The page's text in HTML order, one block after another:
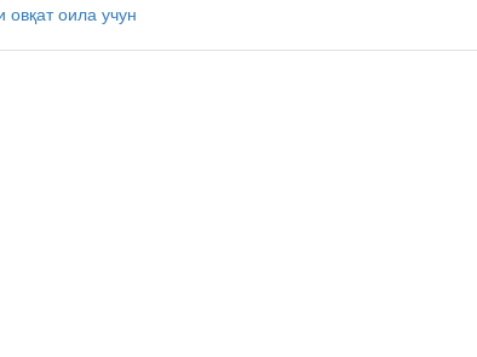
овқат оила учун